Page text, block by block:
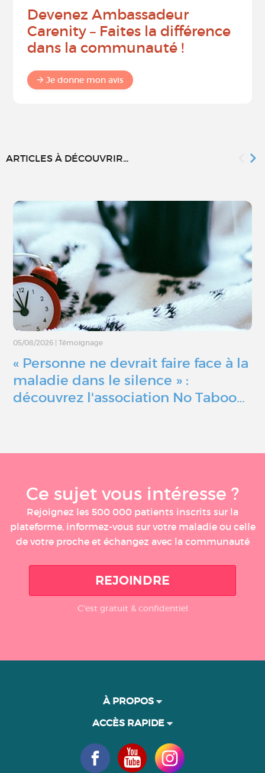
Devenez Ambassadeur
Carenity – Faites la différence
dans la communauté !
Je donne mon avis
ARTICLES À DÉCOUVRIR...
05/08/2026 Témoignage
« Personne ne devrait faire face à la
maladie dans le silence » :
découvrez l'association No Taboo…
Ce sujet vous intéresse ?
Rejoignez les 500 000 patients inscrits sur la
plateforme, informez-vous sur votre maladie ou celle
de votre proche et échangez avec la communauté
REJOINDRE
C'est gratuit & confidentiel
À PROPOS
ACCÈS RAPIDE